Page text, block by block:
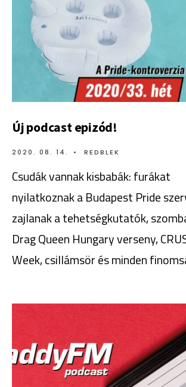
Új podcast epizód!
2020. 08. 14. • REDBLEK
Csudák vannak kisbabák: furákat
nyilatkoznak a Budapest Pride
zajlanak a tehetségkutatók,
Drag Queen Hungary verseny,
Week, csillámsör és minden